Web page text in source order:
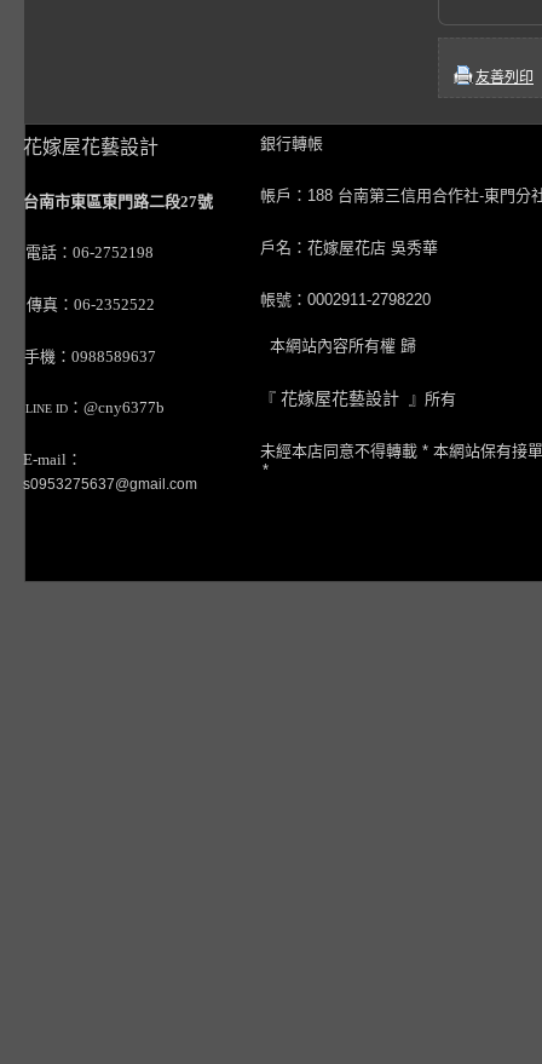
友善列印
花嫁屋花藝設計
台南市東區東門路二段27號
電話：06-2752198
傳真：06-2352522
手機：0988589637
LINE ID ：@cny6377b
E-mail：
s0953275637@gmail.com
銀行轉帳
帳戶：188 台南第三信用合作社-東門分
戶名：花嫁屋花店 吳秀華
帳號：0002911-2798220
本網站內容所有權 歸
『 花嫁屋花藝設計 』所有
未經本店同意不得轉載 * 本網站保有接
*